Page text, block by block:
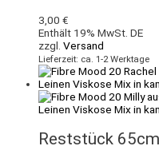
3,00 €
Enthält 19% MwSt. DE
zzgl. Versand
Lieferzeit: ca. 1-2 Werktage
Reststück 65cm